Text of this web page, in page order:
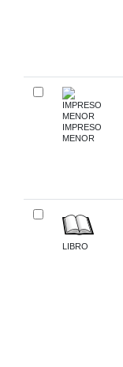
IMPRESO
MENOR
LIBRO